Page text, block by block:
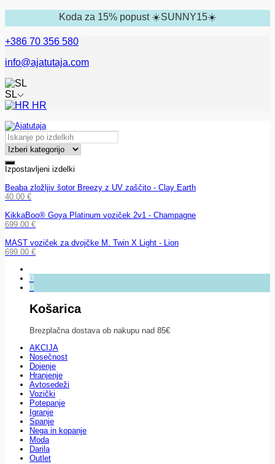
Koda za 15% popust ☀️SUNNY15☀️
+386 70 356 580
info@ajatutaja.com
SL
HR
Izpostavljeni izdelki
Beaba zložljiv šotor Breezy z UV zaščito - Clay Earth
40.00 €
KikkaBoo® Goya Platinum voziček 2v1 - Champagne
699.00 €
MAST voziček za dvojčke M. Twin X Light - Lion
699.00 €
0
0
Košarica
Brezplačna dostava ob nakupu nad 85€
AKCIJA
Nosečnost
Dojenje
Hranjenje
Avtosedeži
Vozički
Potepanje
Igranje
Spanje
Nega in kopanje
Moda
Darila
Outlet